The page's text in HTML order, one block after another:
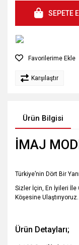
SEPETE
Karşılaştır
Ürün Bilgisi
İMAJ
Türkiye’nin Dört Bir
Sizler İçin, En İyileri İle
Köşesine Ulaştırıyoruz.
Ürün Detayları;